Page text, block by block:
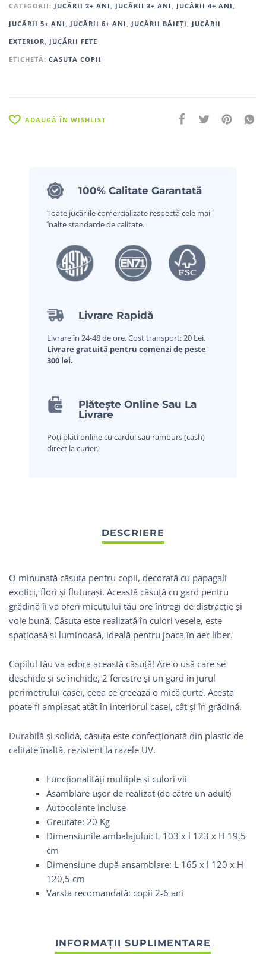
CATEGORII: JUCĂRII 2+ ANI JUCĂRII 3+ ANI JUCĂRII 4+ ANI
JUCĂRII 5+ ANI
JUCĂRII 6+ ANI JUCĂRII BĂIEȚI
JUCĂRII
EXTERIOR
JUCĂRII FETE
ETICHETĂ: CASUTA COPII
ADAUGĂ ÎN WISHLIST
100% Calitate Garantată
Toate jucăriile comercializate respectă cele mai
înalte standarde de calitate.
Livrare Rapidă
Livrare în 24-48 de ore. Cost transport: 20 Lei.
Livrare gratuită pentru comenzi de peste
300 lei.
Plătește Online Sau La
Livrare
Poți plăti online cu cardul sau ramburs (cash)
direct la curier.
O minunată căsuța pentru copii, decorată cu papagali
exotici, flori și fluturași. Această căsuță cu gard pentru
grădină îi va oferi micuțului tău ore întregi de distracție și
voie bună. Căsuța este realizată în culori vesele, este
spațioasă și luminoasă, ideală pentru joaca în aer liber.
Copilul tău va adora această căsuță! Are o ușă care se
deschide și se închide, 2 ferestre și un gard în jurul
perimetrului casei, ceea ce creează o mică curte. Acesta
poate fi amplasat atât în interiorul casei, cât și în grădină.
Durabilă și solidă, căsuța este confecționată din plastic de
calitate înaltă, rezistent la razele UV.
Funcționalități multiple și culori vii
Asamblare ușor de realizat (de către un adult)
Autocolante incluse
Greutate: 20 Kg
Dimensiunile ambalajului: L 103 x l 123 x H 19,5
cm
Dimensiune după ansamblare: L 165 x l 120 x H
120,5 cm
Varsta recomandată: copii 2-6 ani